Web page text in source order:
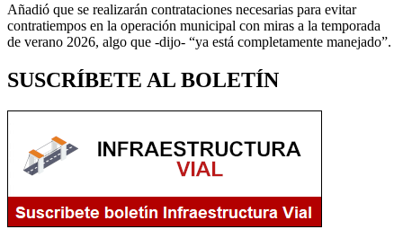
Añadió que se realizarán contrataciones necesarias para evitar
contratiempos en la operación municipal con miras a la temporada
de verano 2026, algo que -dijo- “ya está completamente manejado”.
SUSCRÍBETE AL BOLETÍN